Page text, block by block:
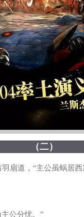
（二）
道，“主公虽蜗居西
公分忧。”